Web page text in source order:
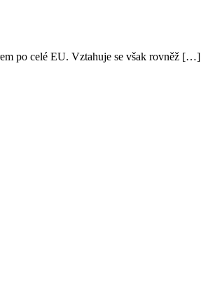
po celé EU. Vztahuje se však rovněž […]